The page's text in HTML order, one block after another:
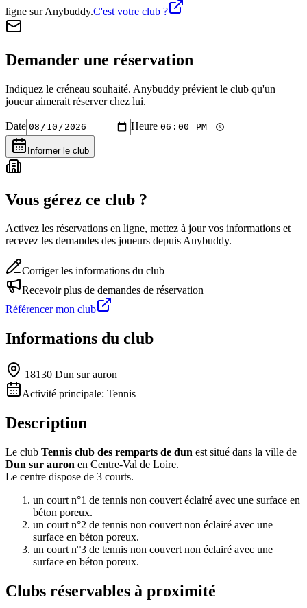
ligne sur Anybuddy.C'est votre club ?
Demander une réservation
Indiquez le créneau souhaité. Anybuddy prévient le club qu'un
joueur aimerait réserver chez lui.
Date Heure
Informer le club
Vous gérez ce club ?
Activez les réservations en ligne, mettez à jour vos informations et
recevez les demandes des joueurs depuis Anybuddy.
Corriger les informations du club
Recevoir plus de demandes de réservation
Référencer mon club
Informations du club
18130 Dun sur auron
Activité principale: Tennis
Description
Le club Tennis club des remparts de dun est situé dans la ville de
Dun sur auron en Centre-Val de Loire.
Le centre dispose de 3 courts.
un court n°1 de tennis non couvert éclairé avec une surface en
béton poreux.
un court n°2 de tennis non couvert non éclairé avec une
surface en béton poreux.
un court n°3 de tennis non couvert non éclairé avec une
surface en béton poreux.
Clubs réservables à proximité